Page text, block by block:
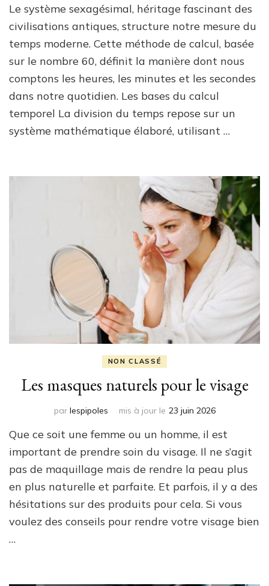
Le système sexagésimal, héritage fascinant des
civilisations antiques, structure notre mesure du
temps moderne. Cette méthode de calcul, basée
sur le nombre 60, définit la manière dont nous
comptons les heures, les minutes et les secondes
dans notre quotidien. Les bases du calcul
temporel La division du temps repose sur un
système mathématique élaboré, utilisant …
NON CLASSÉ
Les masques naturels pour le visage
par lespipoles mis à jour le 23 juin 2026
Que ce soit une femme ou un homme, il est
important de prendre soin du visage. Il ne s’agit
pas de maquillage mais de rendre la peau plus
en plus naturelle et parfaite. Et parfois, il y a des
hésitations sur des produits pour cela. Si vous
voulez des conseils pour rendre votre visage bien
…